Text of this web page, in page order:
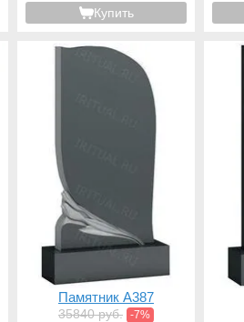
Купить
Памятник A387
35840 руб. -7%